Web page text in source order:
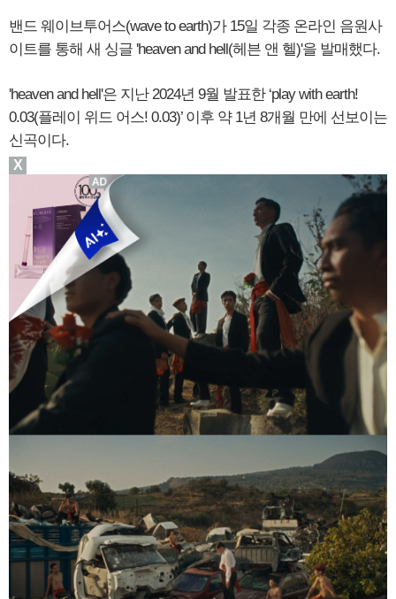
밴드 웨이브투어스(wave to earth)가 15일 각종 온라인 음원사
이트를 통해 새 싱글 'heaven and hell(헤븐 앤 헬)'을 발매했다.
'heaven and hell'은 지난 2024년 9월 발표한 ‘play with earth!
0.03(플레이 위드 어스! 0.03)’ 이후 약 1년 8개월 만에 선보이는
신곡이다.
X